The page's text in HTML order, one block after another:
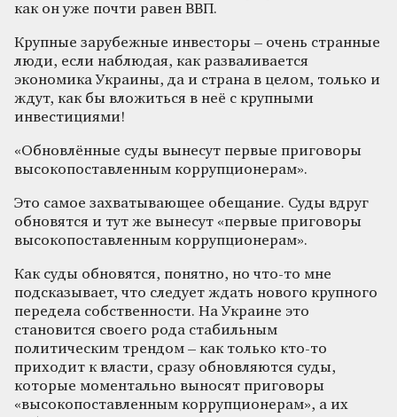
как он уже почти равен ВВП.
Крупные зарубежные инвесторы – очень странные
люди, если наблюдая, как разваливается
экономика Украины, да и страна в целом, только и
ждут, как бы вложиться в неё с крупными
инвестициями!
«Обновлённые суды вынесут первые приговоры
высокопоставленным коррупционерам».
Это самое захватывающее обещание. Суды вдруг
обновятся и тут же вынесут «первые приговоры
высокопоставленным коррупционерам».
Как суды обновятся, понятно, но что-то мне
подсказывает, что следует ждать нового крупного
передела собственности. На Украине это
становится своего рода стабильным
политическим трендом – как только кто-то
приходит к власти, сразу обновляются суды,
которые моментально выносят приговоры
«высокопоставленным коррупционерам», а их